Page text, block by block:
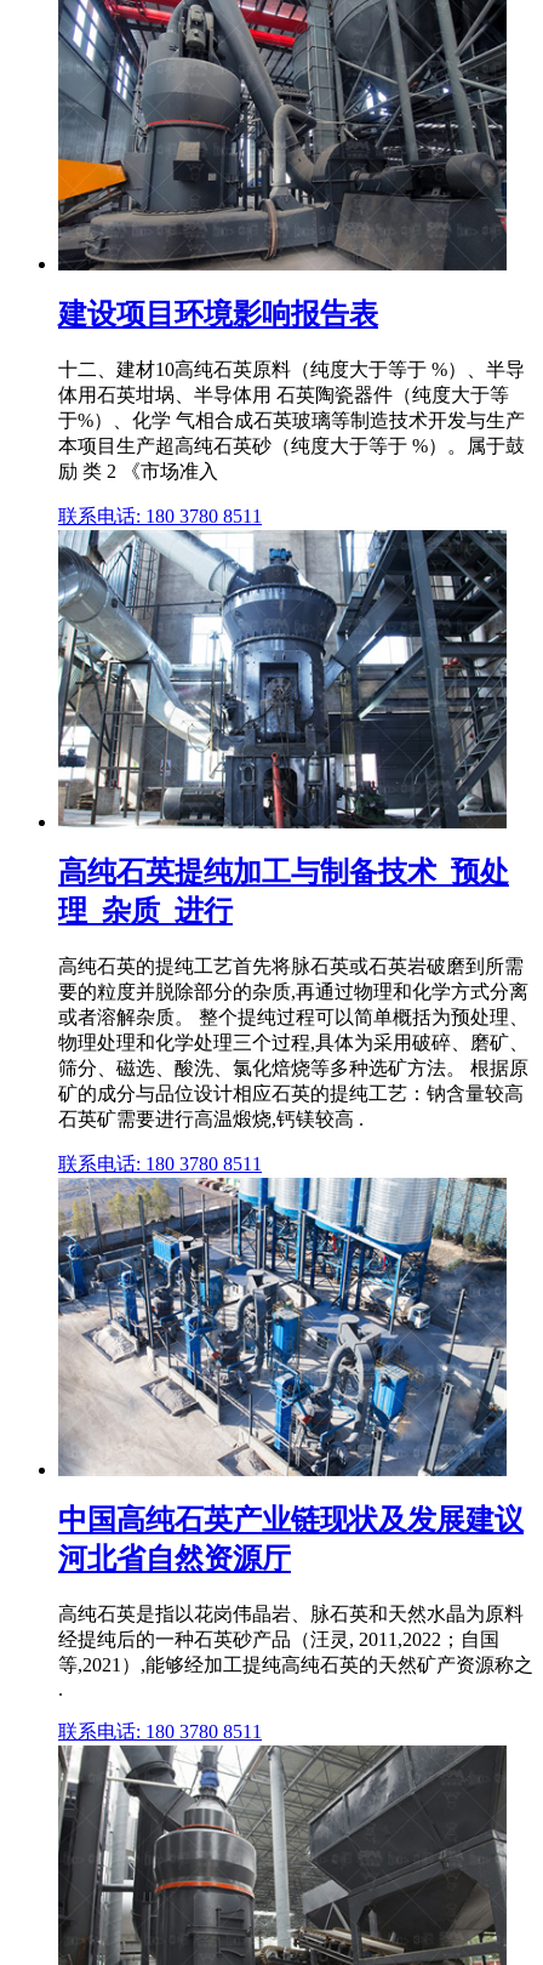
建设项目环境影响报告表
十二、建材10高纯石英原料（纯度大于等于 %）、半导
体用石英坩埚、半导体用 石英陶瓷器件（纯度大于等
于%）、化学 气相合成石英玻璃等制造技术开发与生产
本项目生产超高纯石英砂（纯度大于等于 %）。属于鼓
励 类 2 《市场准入
联系电话: 180 3780 8511
高纯石英提纯加工与制备技术_预处
理_杂质_进行
高纯石英的提纯工艺首先将脉石英或石英岩破磨到所需
要的粒度并脱除部分的杂质,再通过物理和化学方式分离
或者溶解杂质。 整个提纯过程可以简单概括为预处理、
物理处理和化学处理三个过程,具体为采用破碎、磨矿、
筛分、磁选、酸洗、氯化焙烧等多种选矿方法。 根据原
矿的成分与品位设计相应石英的提纯工艺：钠含量较高
石英矿需要进行高温煅烧,钙镁较高 .
联系电话: 180 3780 8511
中国高纯石英产业链现状及发展建议
河北省自然资源厅
高纯石英是指以花岗伟晶岩、脉石英和天然水晶为原料
经提纯后的一种石英砂产品（汪灵, 2011,2022；自国
等,2021）,能够经加工提纯高纯石英的天然矿产资源称之
.
联系电话: 180 3780 8511